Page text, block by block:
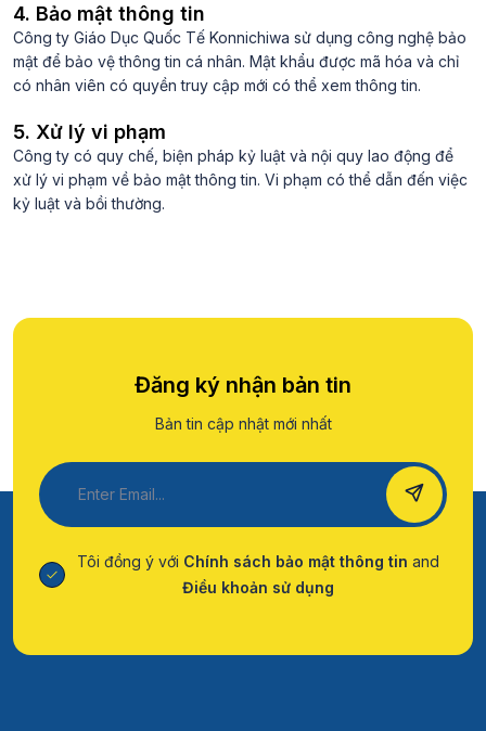
4. Bảo mật thông tin
Công ty Giáo Dục Quốc Tế Konnichiwa sử dụng công nghệ bảo
mật để bảo vệ thông tin cá nhân. Mật khẩu được mã hóa và chỉ
có nhân viên có quyền truy cập mới có thể xem thông tin.
5. Xử lý vi phạm
Công ty có quy chế, biện pháp kỷ luật và nội quy lao động để
xử lý vi phạm về bảo mật thông tin. Vi phạm có thể dẫn đến việc
kỷ luật và bồi thường.
Đăng ký nhận bản tin
Bản tin cập nhật mới nhất
Tôi đồng ý với Chính sách bảo mật thông tin and
Điều khoản sử dụng